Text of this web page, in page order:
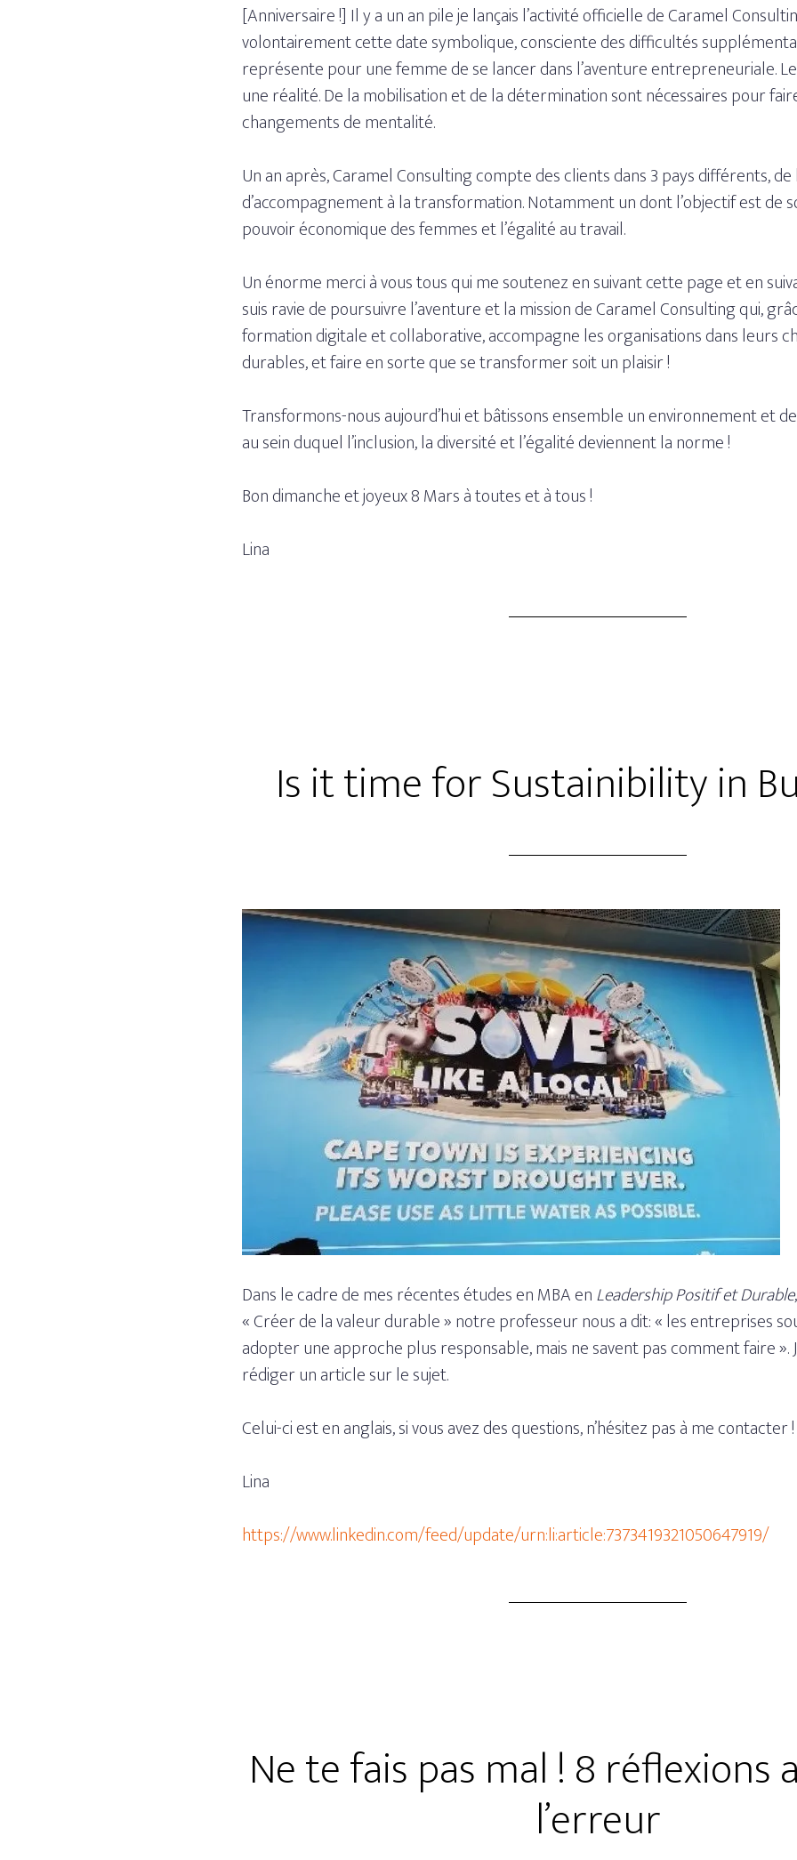
[Anniversaire !] Il y a un an pile je lançais l’activité officielle de Caramel
volontairement cette date symbolique, consciente des difficultés
représente pour une femme de se lancer dans l’aventure entrepreneuriale.
une réalité. De la mobilisation et de la détermination sont nécessaires pour
changements de mentalité.
Un an après, Caramel Consulting compte des clients dans 3 pays différents,
d’accompagnement à la transformation. Notamment un dont l’objectif est
pouvoir économique des femmes et l’égalité au travail.
Un énorme merci à vous tous qui me soutenez en suivant cette page et en
suis ravie de poursuivre l’aventure et la mission de Caramel Consulting qui,
formation digitale et collaborative, accompagne les organisations dans leurs
durables, et faire en sorte que se transformer soit un plaisir !
Transformons-nous aujourd’hui et bâtissons ensemble un environnement et
au sein duquel l’inclusion, la diversité et l’égalité deviennent la norme !
Bon dimanche et joyeux 8 Mars à toutes et à tous !
Lina
Is it time for Sustainibility in
Dans le cadre de mes récentes études en MBA enLeadership Positif et Durable
« Créer de la valeur durable » notre professeur nous a dit: « les entreprises
adopter une approche plus responsable, mais ne savent pas comment faire ».
rédiger un article sur le sujet.
Celui-ci est en anglais, si vous avez des questions, n’hésitez pas à me contacter !
Lina
https://www.linkedin.com/feed/update/urn:li:article:7373419321050647919/
Ne te fais pas mal ! 8 réflexions
l’erreur